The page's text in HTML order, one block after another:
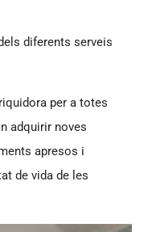
diferents serveis
per a totes
adquirir noves
apresos i
de vida de les